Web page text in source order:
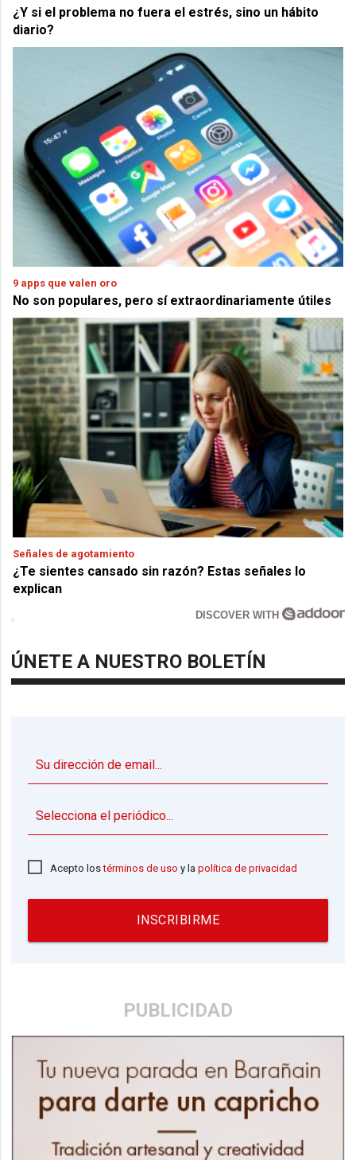
¿Y si el problema no fuera el estrés, sino un hábito
diario?
9 apps que valen oro
No son populares, pero sí extraordinariamente útiles
Señales de agotamiento
¿Te sientes cansado sin razón? Estas señales lo
explican
DISCOVER WITH
ÚNETE A NUESTRO BOLETÍN
Acepto lostérminos de uso y lapolítica de privacidad
INSCRIBIRME
PUBLICIDAD